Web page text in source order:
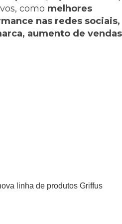
como melhores
nas redes sociais,
aumento de